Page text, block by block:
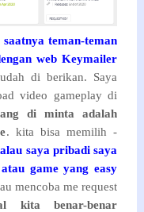
teman-teman
web Keymailer
di berikan. Saya
video gameplay di
di minta adalah
. kita bisa memilih -
saya pribadi saya
game yang easy
mencoba me request
kita benar-benar